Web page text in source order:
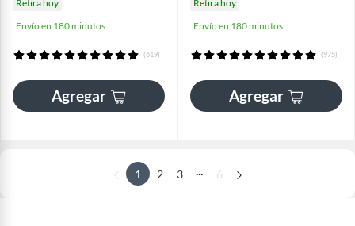
Retira hoy
Envío en 180 minutos
(619)
Agregar
Retira hoy
Envío en 180 minutos
(975)
Agregar
1 2 3 6